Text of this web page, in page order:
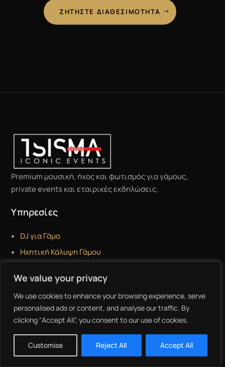
We value your privacy
We use cookies to enhance your browsing experience, serve
personalised ads or content, and analyse our traffic. By
clicking "Accept All", you consent to our use of cookies.
Customise Reject All Accept All
ΖΗΤΉΣΤΕ ΔΙΑΘΕΣΙΜΌΤΗΤΑ
Premium μουσική, ήχος και φωτισμός για γάμους,
private events και εταιρικές εκδηλώσεις.
Υπηρεσίες
DJ για Γάμο
Ηχητική Κάλυψη Γάμου
360 Video Booth
Mirror Booth
Audio Video Guestbook
Events